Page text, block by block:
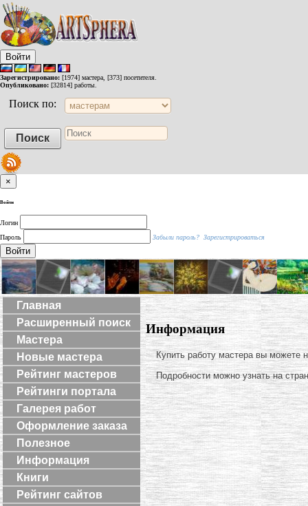
Войти
Зарегистрировано: [1974] мастера, [373] посетителя.
Опубликовано: [32814] работы.
Поиск по:
×
Войти
Логин
Пароль
Забыли пароль? Зарегистрироваться
Войти
Главная
Расширенный поиск
Мастера
Новые мастера
Рейтинг мастеров
Рейтинги портала
Галерея работ
Оформление заказа
Полезное
Информация
Книги
Рейтинг сайтов
Информация
Купить работу мастера вы можете
Подробности можно узнать на